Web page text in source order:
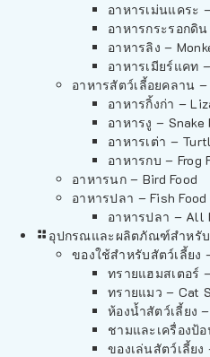
อาหารเม่นแคระ
อาหารกระรอกดิ
อาหารลิง –
อาหารเมียร์แคท
อาหารสัตว์เลี้อยคลาน –
อาหารกิ้งก่า –
อาหารงู – Snake
อาหารเต่า –
อาหารกบ – Frog
อาหารนก – Bird Food
อาหารปลา – Fish Food
อาหารปลา – All
อุปกรณและผลิตภัณฑ์สำหรับ
ของใช้สำหรับสัตว์เลี้ยง
ทรายแฮมสเตอร์
ทรายแมว – Cat
ห้องน้ำสัตว์เลี้ยง
ชามและเครื่องป้
ของเล่นสัตว์เลี้ยง